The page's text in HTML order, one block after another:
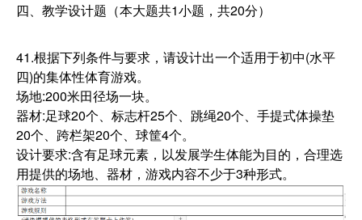
四、教学设计题（本大题共1小题，共20分）
41.根据下列条件与要求，请设计出一个适用于初中(水平
四)的集体性体育游戏。
场地:200米田径场一块。
器材:足球20个、标志杆25个、跳绳20个、手提式体操垫
20个、跨栏架20个、球筐4个。
设计要求:含有足球元素，以发展学生体能为目的，合理选
用提供的场地、器材，游戏内容不少于3种形式。